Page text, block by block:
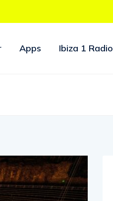
Apps Ibiza 1 Radio